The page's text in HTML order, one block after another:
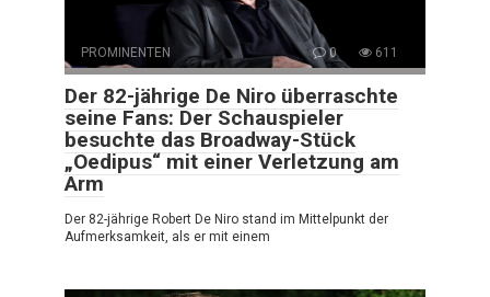
PROMINENTEN 0 611
Der 82-jährige De Niro überraschte
seine Fans: Der Schauspieler
besuchte das Broadway-Stück
„Oedipus“ mit einer Verletzung am
Arm
Der 82-jährige Robert De Niro stand im Mittelpunkt der
Aufmerksamkeit, als er mit einem